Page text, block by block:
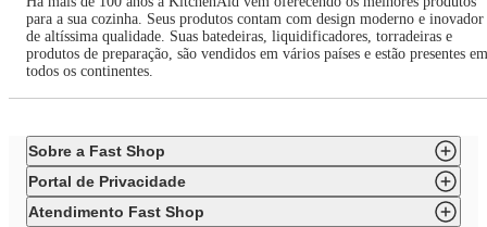
para a sua cozinha. Seus produtos contam com design moderno e inovador
de altíssima qualidade. Suas batedeiras, liquidificadores, torradeiras e
produtos de preparação, são vendidos em vários países e estão presentes em
todos os continentes.
Sobre a Fast Shop
Portal de Privacidade
Atendimento Fast Shop